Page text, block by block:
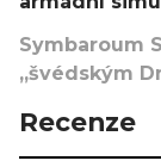
Symbaroum
„švédským
Recenze